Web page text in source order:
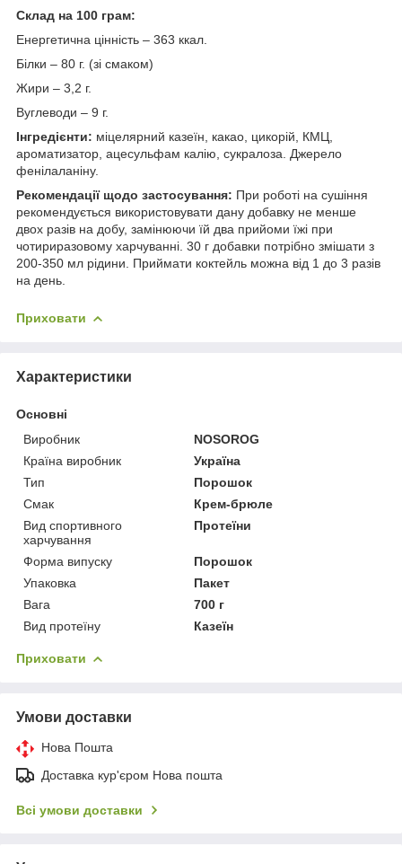
Склад на 100 грам:
Енергетична цінність – 363 ккал.
Білки – 80 г. (зі смаком)
Жири – 3,2 г.
Вуглеводи – 9 г.
Інгредієнти: міцелярний казеїн, какао, цикорій, КМЦ,
ароматизатор, ацесульфам калію, сукралоза. Джерело
фенілаланіну.
Рекомендації щодо застосування: При роботі на сушіння
рекомендується використовувати дану добавку не менше
двох разів на добу, замінюючи їй два прийоми їжі при
чотириразовому харчуванні. 30 г добавки потрібно змішати з
200-350 мл рідини. Приймати коктейль можна від 1 до 3 разів
на день.
Приховати
Характеристики
Основні
Виробник
NOSOROG
Країна виробник
Україна
Тип
Порошок
Смак
Крем-брюле
Вид спортивного
харчування
Протеїни
Форма випуску
Порошок
Упаковка
Пакет
Вага
700 г
Вид протеїну
Казеїн
Приховати
Умови доставки
Нова Пошта
Доставка кур'єром Нова пошта
Всі умови доставки